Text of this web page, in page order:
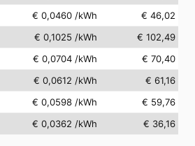
€ 0,0460 /kWh
€ 46,02
€ 0,1025 /kWh
€ 102,49
€ 0,0704 /kWh
€ 70,40
€ 0,0612 /kWh
€ 61,16
€ 0,0598 /kWh
€ 59,76
€ 0,0362 /kWh € 36,16